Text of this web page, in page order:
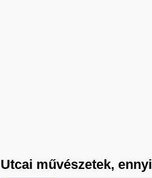
Utcai művészetek, ennyi